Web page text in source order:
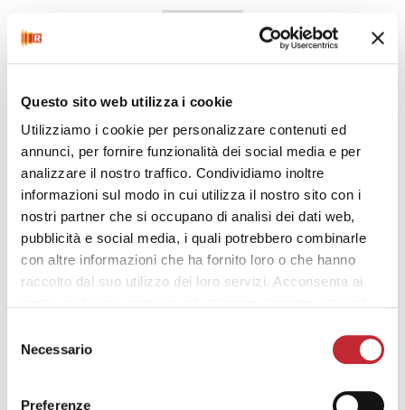
Questo sito web utilizza i cookie
Utilizziamo i cookie per personalizzare contenuti ed
annunci, per fornire funzionalità dei social media e per
analizzare il nostro traffico. Condividiamo inoltre
informazioni sul modo in cui utilizza il nostro sito con i
nostri partner che si occupano di analisi dei dati web,
pubblicità e social media, i quali potrebbero combinarle
con altre informazioni che ha fornito loro o che hanno
raccolto dal suo utilizzo dei loro servizi. Acconsenta ai
delNecessario
Preferenze
Rilevamento finestra aperta
Funzione di blocco